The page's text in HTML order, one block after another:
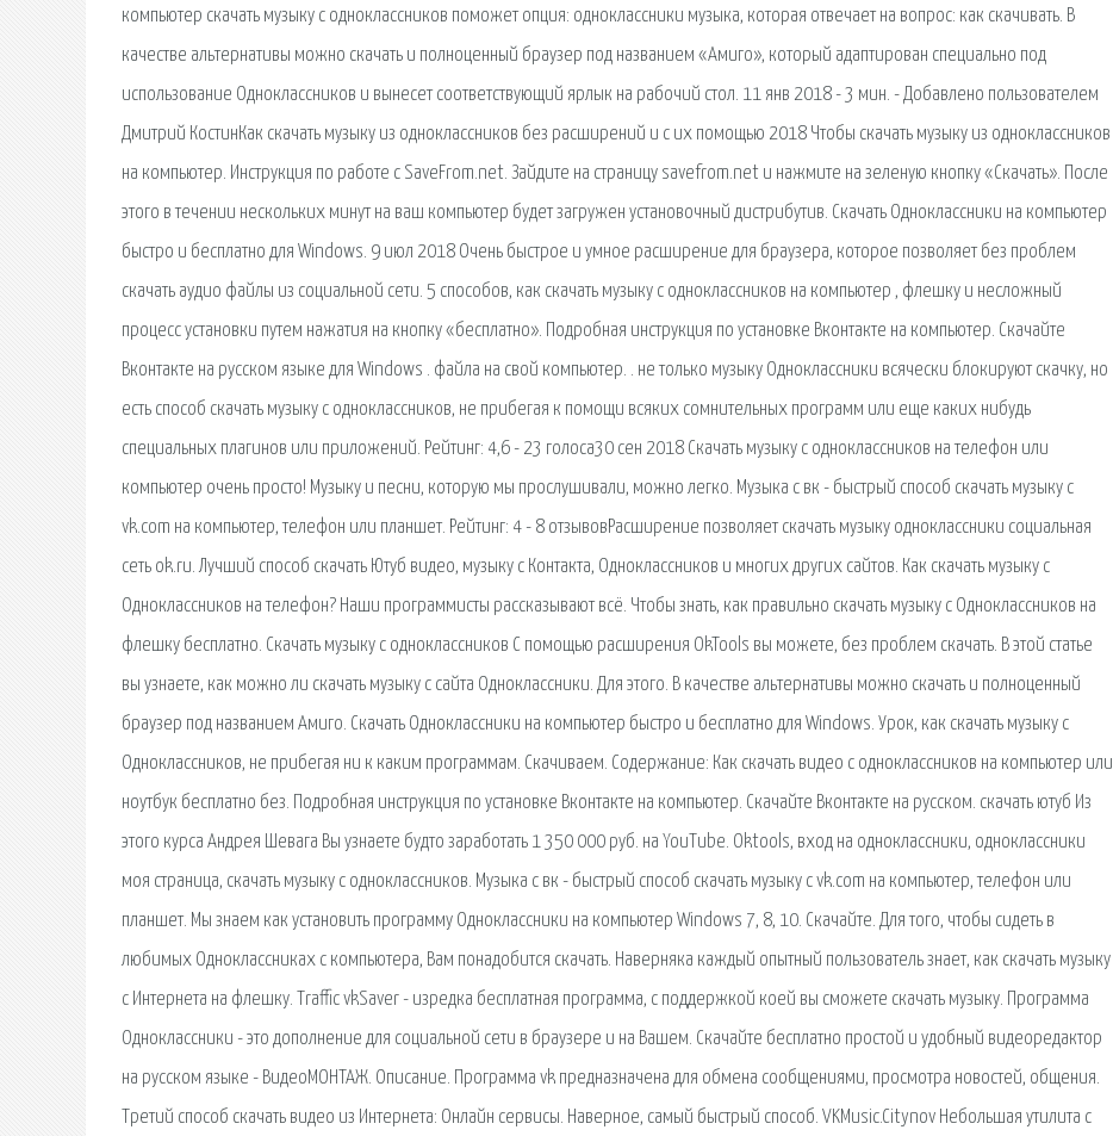
компьютер скачать музыку с одноклассников поможет опция: одноклассники музыка, которая отвечает на вопрос: как скачивать. В
качестве альтернативы можно скачать и полноценный браузер под названием «Амиго», который адаптирован специально под
использование Одноклассников и вынесет соответствующий ярлык на рабочий стол. 11 янв 2018 - 3 мин. - Добавлено пользователем
Дмитрий КостинКак скачать музыку из одноклассников без расширений и с их помощью 2018 Чтобы скачать музыку из одноклассников
на компьютер. Инструкция по работе с SaveFrom.net. Зайдите на страницу savefrom.net и нажмите на зеленую кнопку «Скачать». После
этого в течении нескольких минут на ваш компьютер будет загружен установочный дистрибутив. Скачать Одноклассники на компьютер
быстро и бесплатно для Windows. 9 июл 2018 Очень быстрое и умное расширение для браузера, которое позволяет без проблем
скачать аудио файлы из социальной сети. 5 способов, как скачать музыку с одноклассников на компьютер , флешку и несложный
процесс установки путем нажатия на кнопку «бесплатно». Подробная инструкция по установке Вконтакте на компьютер. Скачайте
Вконтакте на русском языке для Windows . файла на свой компьютер. . не только музыку Одноклассники всячески блокируют скачку, но
есть способ скачать музыку с одноклассников, не прибегая к помощи всяких сомнительных программ или еще каких нибудь
специальных плагинов или приложений. Рейтинг: 4,6 - 23 голоса30 сен 2018 Скачать музыку с одноклассников на телефон или
компьютер очень просто! Музыку и песни, которую мы прослушивали, можно легко. Музыка с вк - быстрый способ скачать музыку с
vk.com на компьютер, телефон или планшет. Рейтинг: 4 - 8 отзывовРасширение позволяет скачать музыку одноклассники социальная
сеть ok.ru. Лучший способ скачать Ютуб видео, музыку с Контакта, Одноклассников и многих других сайтов. Как скачать музыку с
Одноклассников на телефон? Наши программисты рассказывают всё. Чтобы знать, как правильно скачать музыку с Одноклассников на
флешку бесплатно. Скачать музыку с одноклассников С помощью расширения OkTools вы можете, без проблем скачать. В этой статье
вы узнаете, как можно ли скачать музыку с сайта Одноклассники. Для этого. В качестве альтернативы можно скачать и полноценный
браузер под названием Амиго. Скачать Одноклассники на компьютер быстро и бесплатно для Windows. Урок, как скачать музыку с
Одноклассников, не прибегая ни к каким программам. Скачиваем. Содержание: Как скачать видео с одноклассников на компьютер или
ноутбук бесплатно без. Подробная инструкция по установке Вконтакте на компьютер. Скачайте Вконтакте на русском. скачать ютуб Из
этого курса Андрея Шевага Вы узнаете будто заработать 1 350 000 руб. на YouTube. Oktools, вход на одноклассники, одноклассники
моя страница, скачать музыку с одноклассников. Музыка с вк - быстрый способ скачать музыку с vk.com на компьютер, телефон или
планшет. Мы знаем как установить программу Одноклассники на компьютер Windows 7, 8, 10. Скачайте. Для того, чтобы сидеть в
любимых Одноклассниках с компьютера, Вам понадобится скачать. Наверняка каждый опытный пользователь знает, как скачать музыку
с Интернета на флешку. Traffic vkSaver - изредка бесплатная программа, с поддержкой коей вы сможете скачать музыку. Программа
Одноклассники - это дополнение для социальной сети в браузере и на Вашем. Скачайте бесплатно простой и удобный видеоредактор
на русском языке - ВидеоМОНТАЖ. Описание. Программа vk предназначена для обмена сообщениями, просмотра новостей, общения.
Третий способ скачать видео из Интернета: Онлайн сервисы. Наверное, самый быстрый способ. VKMusic.Citynov Небольшая утилита с